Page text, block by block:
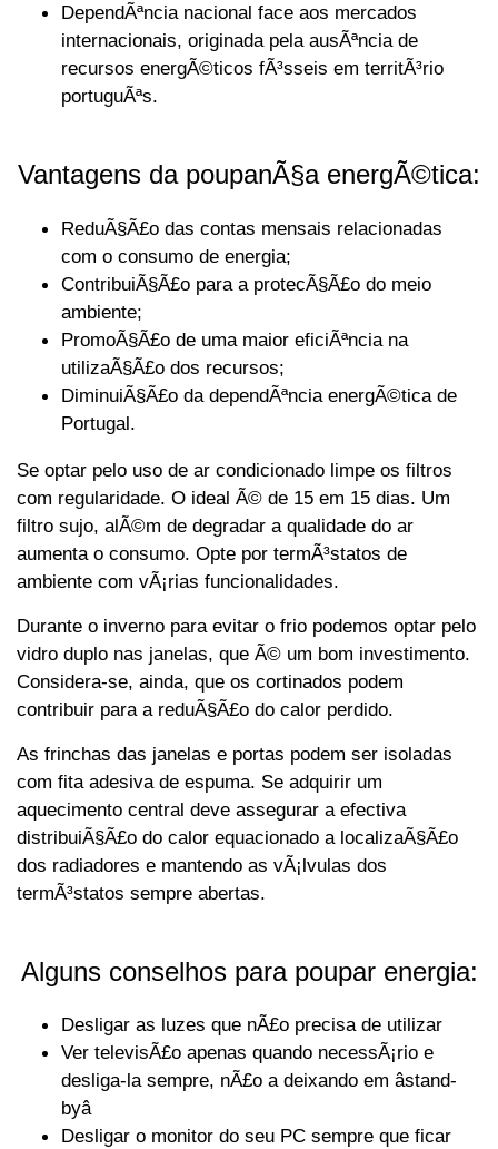
DependÃªncia nacional face aos mercados
internacionais, originada pela ausÃªncia de
recursos energÃ©ticos fÃ³sseis em territÃ³rio
portuguÃªs.
Vantagens da poupanÃ§a energÃ©tica:
ReduÃ§Ã£o das contas mensais relacionadas
com o consumo de energia;
ContribuiÃ§Ã£o para a protecÃ§Ã£o do meio
ambiente;
PromoÃ§Ã£o de uma maior eficiÃªncia na
utilizaÃ§Ã£o dos recursos;
DiminuiÃ§Ã£o da dependÃªncia energÃ©tica de
Portugal.
Se optar pelo uso de ar condicionado limpe os filtros
com regularidade. O ideal Ã© de 15 em 15 dias. Um
filtro sujo, alÃ©m de degradar a qualidade do ar
aumenta o consumo. Opte por termÃ³statos de
ambiente com vÃ¡rias funcionalidades.
Durante o inverno para evitar o frio podemos optar pelo
vidro duplo nas janelas, que Ã© um bom investimento.
Considera-se, ainda, que os cortinados podem
contribuir para a reduÃ§Ã£o do calor perdido.
As frinchas das janelas e portas podem ser isoladas
com fita adesiva de espuma. Se adquirir um
aquecimento central deve assegurar a efectiva
distribuiÃ§Ã£o do calor equacionado a localizaÃ§Ã£o
dos radiadores e mantendo as vÃ¡lvulas dos
termÃ³statos sempre abertas.
Alguns conselhos para poupar energia:
Desligar as luzes que nÃ£o precisa de utilizar
Ver televisÃ£o apenas quando necessÃ¡rio e
desliga-la sempre, nÃ£o a deixando em âstand-
byâ
Desligar o monitor do seu PC sempre que ficar